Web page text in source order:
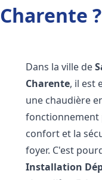
Charente ?
Dans la ville de
Charente, il est
une chaudière
confort et la
foyer. C'est
Installation